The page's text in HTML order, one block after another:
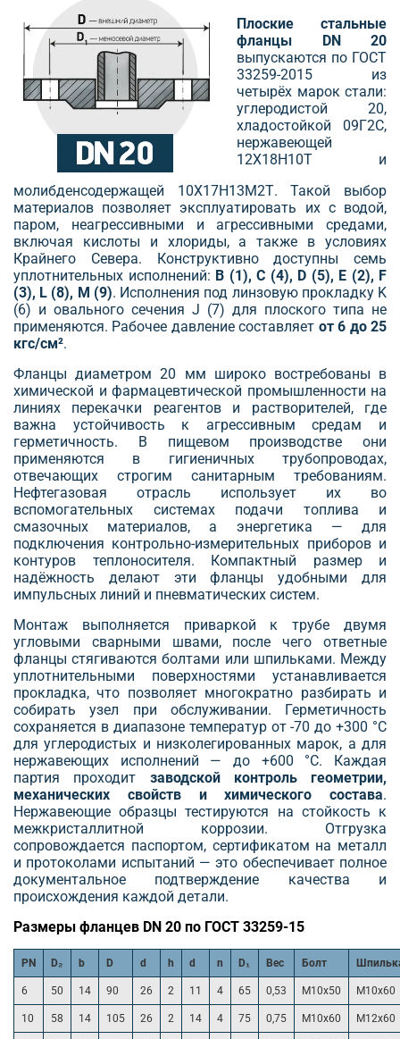
Плоские стальные
фланцы DN 20
выпускаются по ГОСТ
33259-2015 из
четырёх марок стали:
углеродистой 20,
хладостойкой 09Г2С,
нержавеющей
12Х18Н10Т и
молибденсодержащей 10Х17Н13М2Т. Такой выбор
материалов позволяет эксплуатировать их с водой,
паром, неагрессивными и агрессивными средами,
включая кислоты и хлориды, а также в условиях
Крайнего Севера. Конструктивно доступны семь
уплотнительных исполнений: B (1), C (4), D (5), E (2), F
(3), L (8), M (9). Исполнения под линзовую прокладку K
(6) и овального сечения J (7) для плоского типа не
применяются. Рабочее давление составляет от 6 до 25
кгс/см².
Фланцы диаметром 20 мм широко востребованы в
химической и фармацевтической промышленности на
линиях перекачки реагентов и растворителей, где
важна устойчивость к агрессивным средам и
герметичность. В пищевом производстве они
применяются в гигиеничных трубопроводах,
отвечающих строгим санитарным требованиям.
Нефтегазовая отрасль использует их во
вспомогательных системах подачи топлива и
смазочных материалов, а энергетика — для
подключения контрольно-измерительных приборов и
контуров теплоносителя. Компактный размер и
надёжность делают эти фланцы удобными для
импульсных линий и пневматических систем.
Монтаж выполняется приваркой к трубе двумя
угловыми сварными швами, после чего ответные
фланцы стягиваются болтами или шпильками. Между
уплотнительными поверхностями устанавливается
прокладка, что позволяет многократно разбирать и
собирать узел при обслуживании. Герметичность
сохраняется в диапазоне температур от -70 до +300 °С
для углеродистых и низколегированных марок, а для
нержавеющих исполнений — до +600 °С. Каждая
партия проходит заводской контроль геометрии,
механических свойств и химического состава.
Нержавеющие образцы тестируются на стойкость к
межкристаллитной коррозии. Отгрузка
сопровождается паспортом, сертификатом на металл
и протоколами испытаний — это обеспечивает полное
документальное подтверждение качества и
происхождения каждой детали.
Размеры фланцев DN 20 по ГОСТ 33259-15
PN D₂ b D d h d n D₁ Вес Болт
6 50 14 90 26 2 11 4 65 0,53 М10х50 М10х60
10 58 14 105 26 2 14 4 75 0,75 М10х60 М12х60